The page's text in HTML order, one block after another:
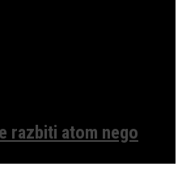
razbiti atom nego